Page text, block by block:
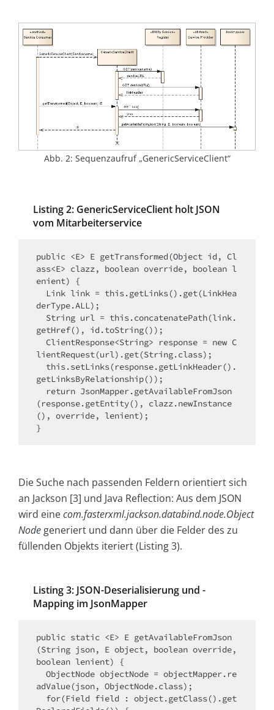
Abb. 2: Sequenzaufruf „GenericServiceClient“
Listing 2: GenericServiceClient holt JSON
vom Mitarbeiterservice
public <E> E getTransformed(Object id, Cl
ass<E> clazz, boolean override, boolean l
enient) {
derType.ALL);
getHref(), id.toString());
lientRequest(url).get(String.class);
getLinksByRelationship());
(response.getEntity(), clazz.newInstance
(), override, lenient);
}
Die Suche nach passenden Feldern orientiert sich
an Jackson [3] und Java Reflection: Aus dem JSON
wird einecom.fasterxml.jackson.databind.node.Object
Node generiert und dann über die Felder des zu
füllenden Objekts iteriert (Listing 3).
Listing 3: JSON-Deserialisierung und ­
Mapping im JsonMapper
public static <E> E getAvailableFromJson
(String json, E object, boolean override,
boolean lenient) {
adValue(json, ObjectNode.class);